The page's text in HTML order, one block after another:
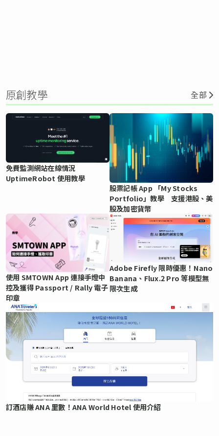
原創教學 全部
免費監測網站在線情況
UptimeRobot 使用教學
股票記帳 App 「My Stocks
Portfolio」教學 支援港股、美
股及加密貨幣
使用 SMTOWN App 連接手燈中
控及獲得 Passport / Rally 電子
印章
Adobe Firefly 限時優惠！Nano
Banana、Flux.2 Pro 等模型無
限次生成
訂酒店賺 ANA 里數！ANA World Hotel 使用介紹